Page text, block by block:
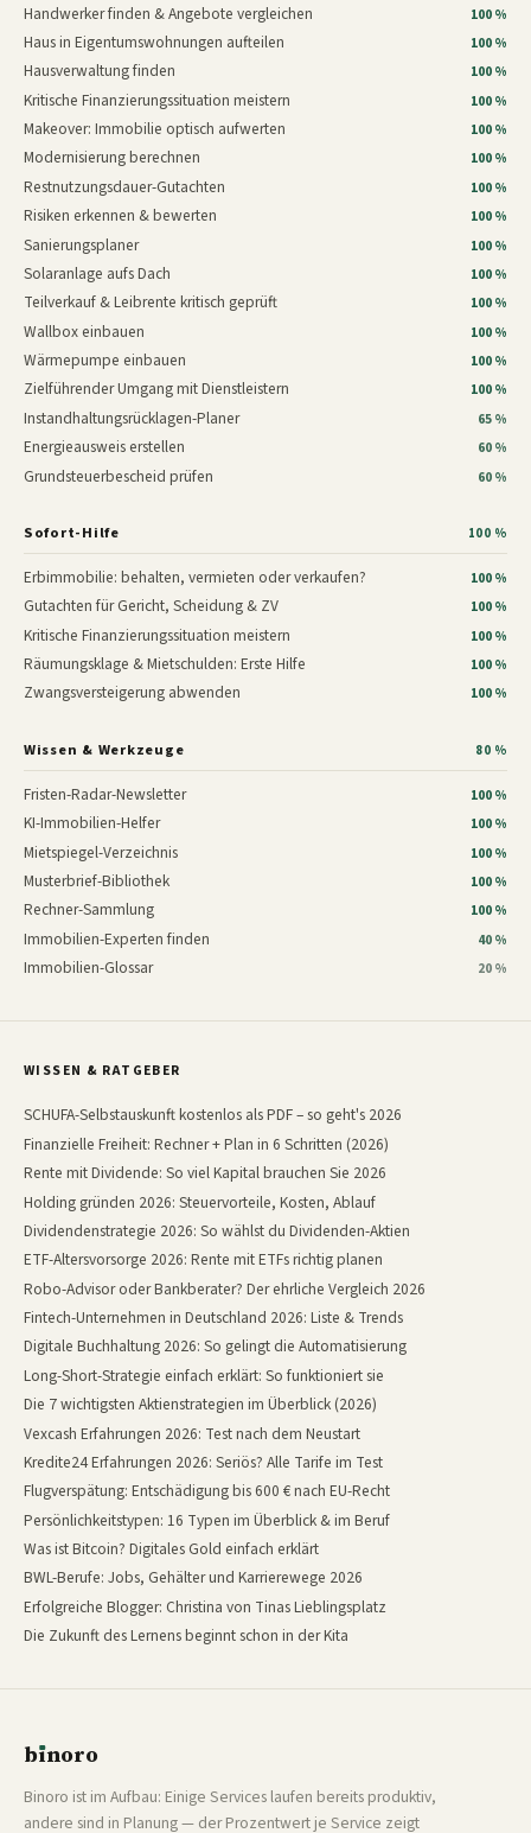
Handwerker finden & Angebote vergleichen 100 %
Haus in Eigentumswohnungen aufteilen 100 %
Hausverwaltung finden 100 %
Kritische Finanzierungssituation meistern 100 %
Makeover: Immobilie optisch aufwerten 100 %
Modernisierung berechnen 100 %
Restnutzungsdauer-Gutachten 100 %
Risiken erkennen & bewerten 100 %
Sanierungsplaner 100 %
Solaranlage aufs Dach 100 %
Teilverkauf & Leibrente kritisch geprüft 100 %
Wallbox einbauen 100 %
Wärmepumpe einbauen 100 %
Zielführender Umgang mit Dienstleistern 100 %
Instandhaltungsrücklagen-Planer 65 %
Energieausweis erstellen 60 %
Grundsteuerbescheid prüfen 60 %
Sofort-Hilfe 100 %
Erbimmobilie: behalten, vermieten oder verkaufen? 100 %
Gutachten für Gericht, Scheidung & ZV 100 %
Kritische Finanzierungssituation meistern 100 %
Räumungsklage & Mietschulden: Erste Hilfe 100 %
Zwangsversteigerung abwenden 100 %
Wissen & Werkzeuge 80 %
Fristen-Radar-Newsletter 100 %
KI-Immobilien-Helfer 100 %
Mietspiegel-Verzeichnis 100 %
Musterbrief-Bibliothek 100 %
Rechner-Sammlung 100 %
Immobilien-Experten finden 40 %
Immobilien-Glossar 20 %
WISSEN & RATGEBER
SCHUFA-Selbstauskunft kostenlos als PDF – so geht's 2026
Finanzielle Freiheit: Rechner + Plan in 6 Schritten (2026)
Rente mit Dividende: So viel Kapital brauchen Sie 2026
Holding gründen 2026: Steuervorteile, Kosten, Ablauf
Dividendenstrategie 2026: So wählst du Dividenden-Aktien
ETF-Altersvorsorge 2026: Rente mit ETFs richtig planen
Robo-Advisor oder Bankberater? Der ehrliche Vergleich 2026
Fintech-Unternehmen in Deutschland 2026: Liste & Trends
Digitale Buchhaltung 2026: So gelingt die Automatisierung
Long-Short-Strategie einfach erklärt: So funktioniert sie
Die 7 wichtigsten Aktienstrategien im Überblick (2026)
Vexcash Erfahrungen 2026: Test nach dem Neustart
Kredite24 Erfahrungen 2026: Seriös? Alle Tarife im Test
Flugverspätung: Entschädigung bis 600 € nach EU-Recht
Persönlichkeitstypen: 16 Typen im Überblick & im Beruf
Was ist Bitcoin? Digitales Gold einfach erklärt
BWL-Berufe: Jobs, Gehälter und Karrierewege 2026
Erfolgreiche Blogger: Christina von Tinas Lieblingsplatz
Die Zukunft des Lernens beginnt schon in der Kita
bınoro
Binoro ist im Aufbau: Einige Services laufen bereits produktiv,
andere sind in Planung — der Prozentwert je Service zeigt